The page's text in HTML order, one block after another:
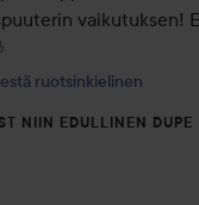
vaikutuksen!
ruotsinkielinen
NIIN EDULLINEN DUPE